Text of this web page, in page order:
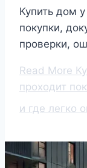
Купить дом
покупки,
проверки,
Read More
проходит
и где легко